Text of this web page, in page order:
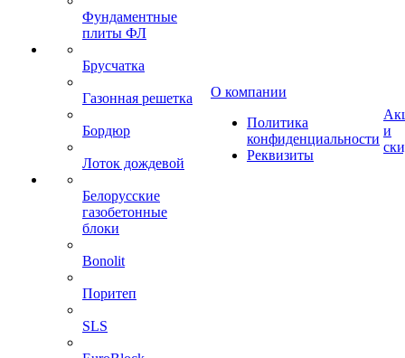
Фундаментные
плиты ФЛ
Брусчатка
Газонная решетка
Бордюр
Лоток дождевой
Белорусские
газобетонные
блоки
Bonolit
Поритеп
SLS
О компании
Политика
конфиденциальности
Реквизиты
и